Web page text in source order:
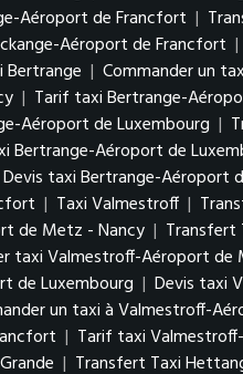
Aéroport de Francfort |
Aéroport de Francfort |
Bertrange | Commander un
| Tarif taxi Bertrange-
Aéroport de Luxembourg |
Bertrange-Aéroport de
Devis taxi Bertrange-Aéroport
| Taxi Valmestroff |
de Metz - Nancy | Transfert
taxi Valmestroff-Aéroport de
de Luxembourg | Devis taxi
un taxi à Valmestroff-
| Tarif taxi
| Transfert Taxi